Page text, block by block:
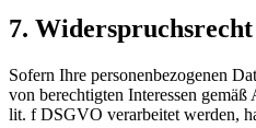
7. Widerspruchsrecht
Sofern Ihre personenbezogenen
von berechtigten Interessen gemäß
lit. f DSGVO verarbeitet werden,